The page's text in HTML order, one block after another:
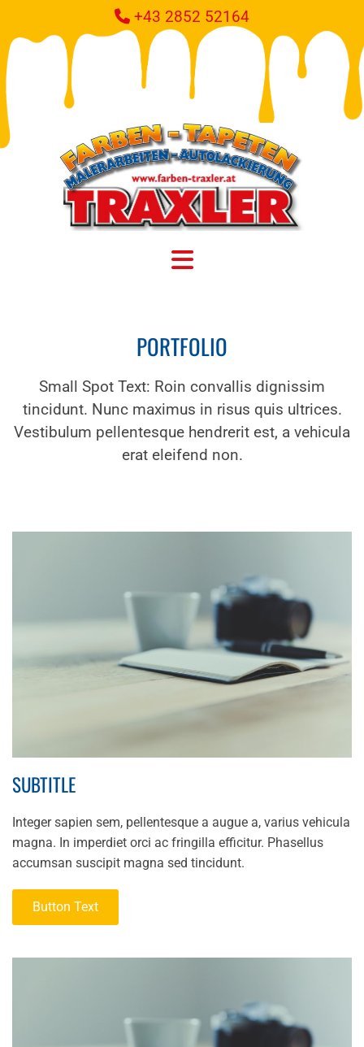
 +43 2852 52164
PORTFOLIO
Small Spot Text: Roin convallis dignissim
tincidunt. Nunc maximus in risus quis ultrices.
Vestibulum pellentesque hendrerit est, a vehicula
erat eleifend non.
SUBTITLE
Integer sapien sem, pellentesque a augue a, varius vehicula
magna. In imperdiet orci ac fringilla efficitur. Phasellus
accumsan suscipit magna sed tincidunt.
Button Text